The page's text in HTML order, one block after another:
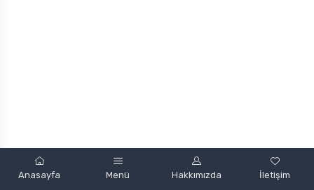
Anasayfa Menü Hakkımızda İletişim
by
mobint